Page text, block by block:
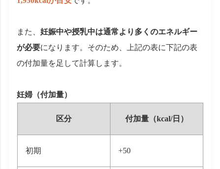
また、妊娠中や授乳中は通常より多くのエネルギー
が必要になります。そのため、上記の表に下記の表
の付加量を足して計算します。
妊婦（付加量）
区分 付加量（kcal/日）
初期 +50